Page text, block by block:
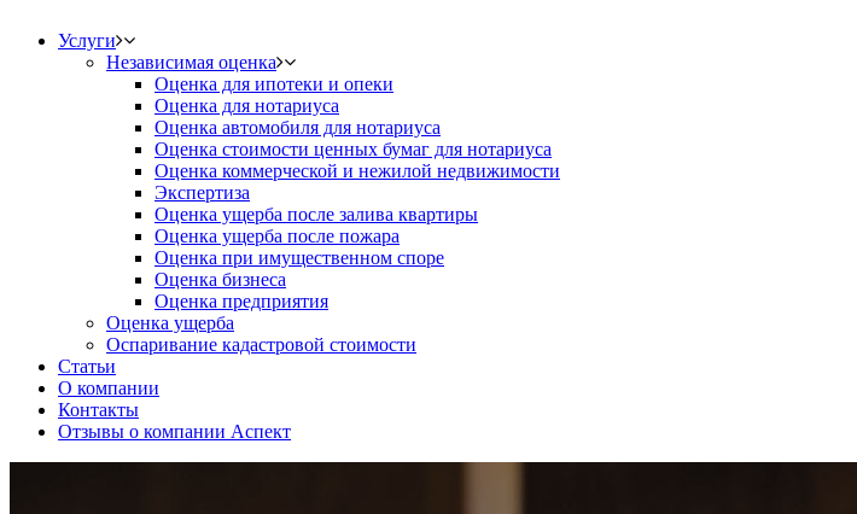
Услуги
Независимая оценка
Оценка для ипотеки и опеки
Оценка для нотариуса
Оценка автомобиля для нотариуса
Оценка стоимости ценных бумаг для нотариуса
Оценка коммерческой и нежилой недвижимости
Экспертиза
Оценка ущерба после залива квартиры
Оценка ущерба после пожара
Оценка при имущественном споре
Оценка бизнеса
Оценка предприятия
Оценка ущерба
Оспаривание кадастровой стоимости
Статьи
О компании
Контакты
Отзывы о компании Аспект